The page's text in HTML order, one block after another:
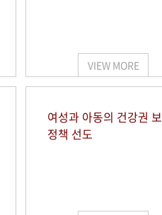
VIEW MORE
여성과 아동의 건강권
정책 선도